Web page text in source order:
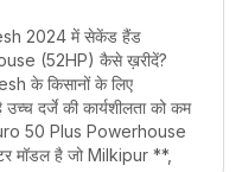
2024 में सेकेंड हैंड
(52HP) कैसे ख़रीदें?
के किसानों के लिए
दर्जे की कार्यशीलता को कम
50 Plus Powerhouse
मॉडल है जो Milkipur **,